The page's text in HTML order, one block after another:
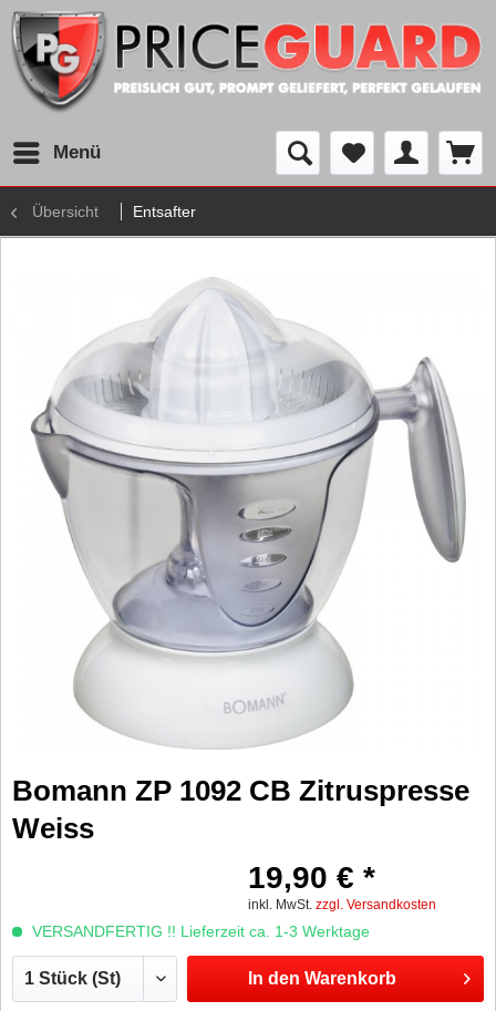
Menü
Übersicht Entsafter
Bomann ZP 1092 CB Zitruspresse
Weiss
19,90 € *
inkl. MwSt. zzgl. Versandkosten
VERSANDFERTIG !! Lieferzeit ca. 1-3 Werktage
In den Warenkorb